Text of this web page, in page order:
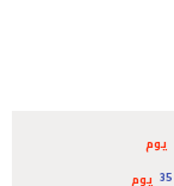
يوم
35 يوم